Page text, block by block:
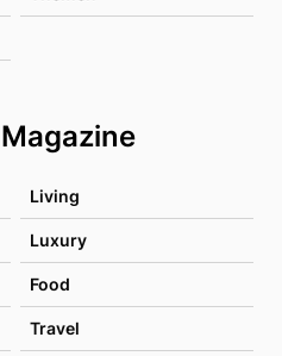
Living
Luxury
Food
Travel